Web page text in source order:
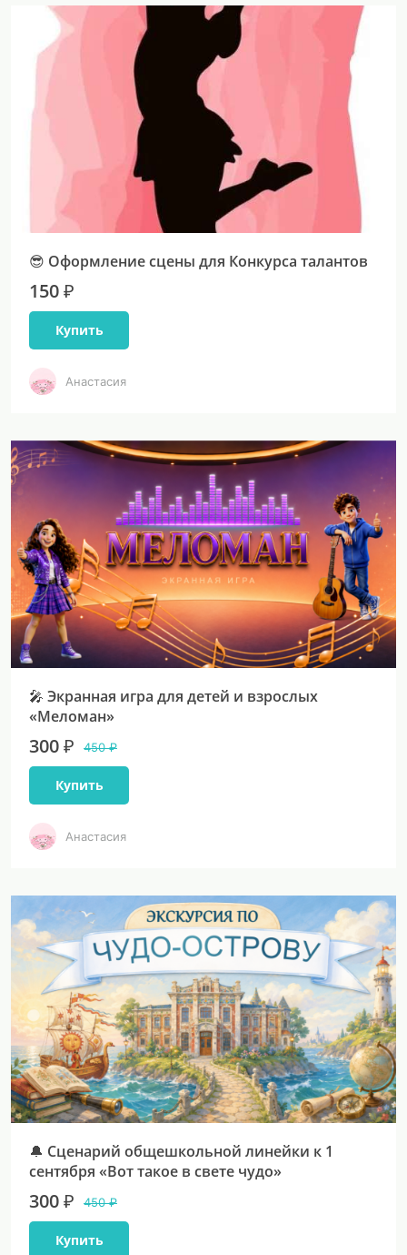
😎 Оформление сцены для Конкурса талантов
150 ₽
Купить
Анастасия
🎤 Экранная игра для детей и взрослых
«Меломан»
300 ₽ 450 ₽
Купить
Анастасия
🔔 Сценарий общешкольной линейки к 1
сентября «Вот такое в свете чудо»
300 ₽ 450 ₽
Купить